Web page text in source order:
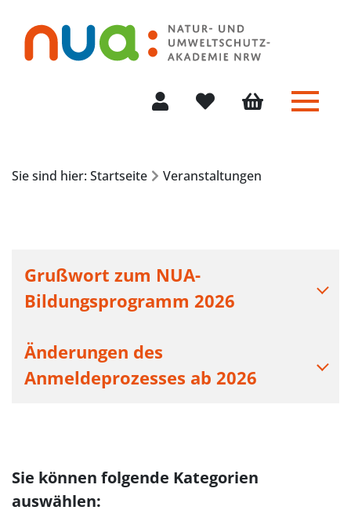
Menü
Sie sind hier: Startseite Veranstaltungen
Grußwort zum NUA-
Bildungsprogramm 2026
Änderungen des
Anmeldeprozesses ab 2026
Sie können folgende Kategorien
auswählen: